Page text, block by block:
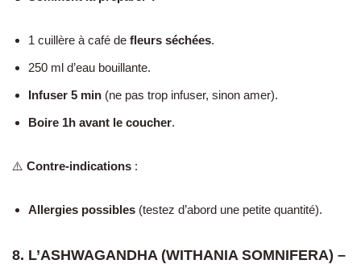
1 cuillère à café de fleurs séchées.
250 ml d’eau bouillante.
Infuser 5 min (ne pas trop infuser, sinon amer).
Boire 1h avant le coucher.
⚠️ Contre-indications :
Allergies possibles (testez d’abord une petite quantité).
8. L’ASHWAGANDHA (WITHANIA SOMNIFERA) –